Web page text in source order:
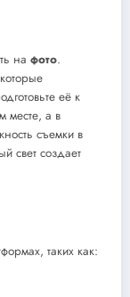
на фото.
её к
месте, а в
съемки в
свет создает
таких как: